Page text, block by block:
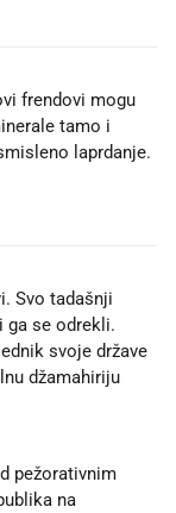
frendovi mogu
tamo i
laprdanje.
Svo tadašnji
ga se odrekli.
svoje države
džamahiriju
pežorativnim
na